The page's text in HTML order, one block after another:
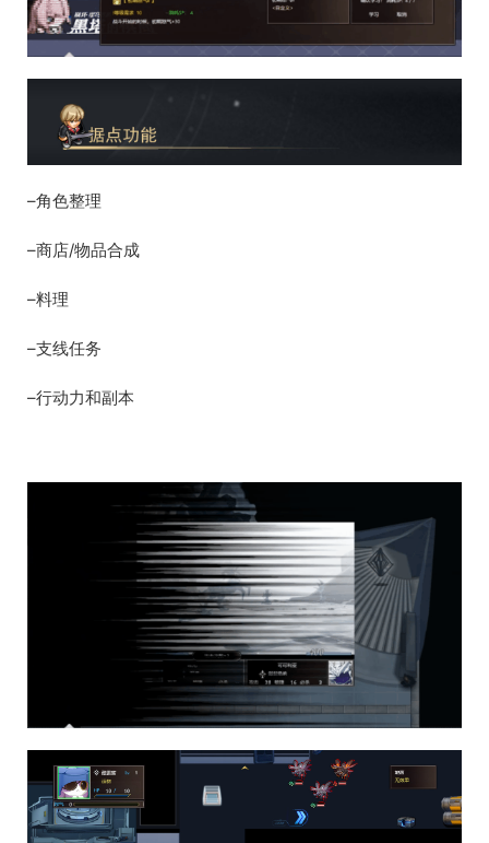
–角色整理
–商店/物品合成
–料理
–支线任务
–行动力和副本